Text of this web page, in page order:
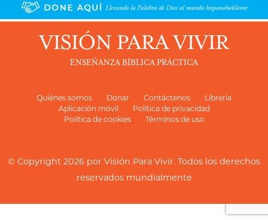
VISIÓN PARA VIVIR
ENSEÑANZA BÍBLICA PRÁCTICA
Quiénes somos Donar Contáctenos
Librería
Aplicación móvil
Política de privacidad
Política de cookies
Términos de uso
© Copyright 2026 por Visión Para Vivir. Todos los derechos
reservados mundialmente